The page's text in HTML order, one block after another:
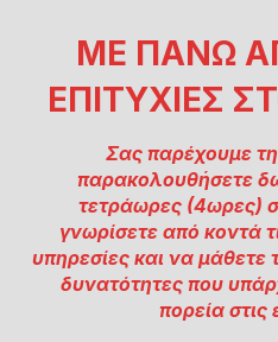
ΜΕ ΠΑΝΩ
ΕΠΙΤΥΧΙΕΣ
Σας παρέχουμε
παρακολουθήσετε
τετράωρες (4ωρες)
γνωρίσετε από κοντά
υπηρεσίες και να μάθετε
δυνατότητες που
πορεία στις